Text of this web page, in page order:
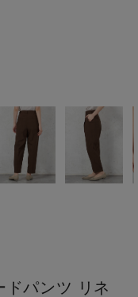
ドパンツ リネ